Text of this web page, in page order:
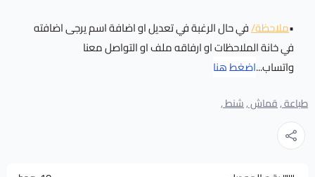
•ملاحظة/في حال الرغبة في تعديل او اضافة اسم يرجى اضافته
في خانة الملاحظات او ارفاقه ملف او التواصل معنا
واتساب...اضغط هنا
طباعة ,قماش ,شنط ,